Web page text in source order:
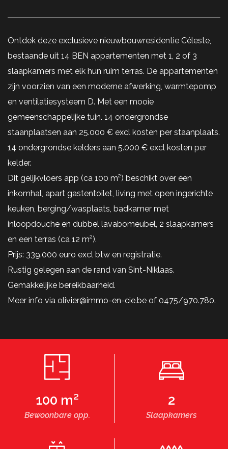
Ontdek deze exclusieve nieuwbouwresidentie Céleste,
bestaande uit 14 BEN appartementen met 1, 2 of 3
slaapkamers met elk hun ruim terras. De appartementen
zijn voorzien van een moderne afwerking, warmtepomp
en ventilatiesysteem D. Met een mooie
gemeenschappelijke tuin. 14 ondergrondse
staanplaatsen aan 25.000 € excl kosten per staanplaats.
14 ondergrondse kelders aan 5.000 € excl kosten per
kelder.
Dit gelijkvloers app (ca 100 m²) beschikt over een
inkomhal, apart gastentoilet, living met open ingerichte
keuken, berging/wasplaats, badkamer met
inloopdouche en dubbel lavabomeubel, 2 slaapkamers
en een terras (ca 12 m²).
Prijs: 339.000 euro excl btw en registratie.
Rustig gelegen aan de rand van Sint-Niklaas.
Gemakkelijke bereikbaarheid.
Meer info via olivier@immo-en-cie.be of 0475/970.780.
100 m²
Bewoonbare opp.
2
Slaapkamers